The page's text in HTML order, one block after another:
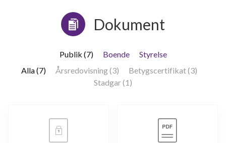
Dokument
Publik (7) Boende
Styrelse
Alla (7)
Årsredovisning (3)
Betygscertifikat (3)
Stadgar (1)